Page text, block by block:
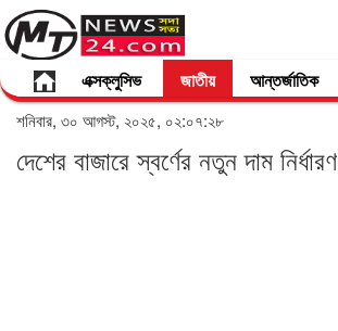
এক্সক্লুসিভ জাতীয় আন্তর্জাতিক
শনিবার, ৩০ আগস্ট, ২০২৫, ০২:০৭:২৮
দেশের বাজারে স্বর্ণের নতুন দাম নির্ধারণ